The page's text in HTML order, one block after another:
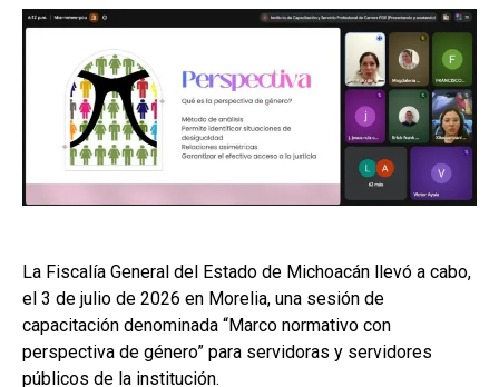
La Fiscalía General del Estado de Michoacán llevó a cabo,
el 3 de julio de 2026 en Morelia, una sesión de
capacitación denominada “Marco normativo con
perspectiva de género” para servidoras y servidores
públicos de la institución.